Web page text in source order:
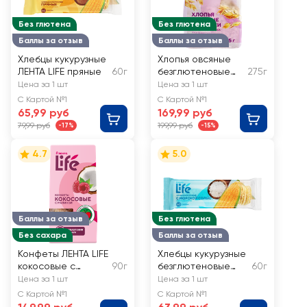
Без глютена
Баллы за отзыв
Хлебцы кукурузные
ЛЕНТА LIFE пряные
60г
Цена за 1 шт
С Картой №1
65,99 руб
79,99 руб -17%
Без глютена
Баллы за отзыв
Хлопья овсяные
безглютеновые
ЛЕНТА LIFE
275г
Цена за 1 шт
С Картой №1
169,99 руб
199,99 руб -15%
Баллы за отзыв
Без сахара
4.7
Конфеты ЛЕНТА LIFE
кокосовые с
малиной
90г
Цена за 1 шт
С Картой №1
Без глютена
Баллы за отзыв
5.0
Хлебцы кукурузные
безглютеновые
ЛЕНТА LIFE с
морской солью
60г
Цена за 1 шт
С Картой №1